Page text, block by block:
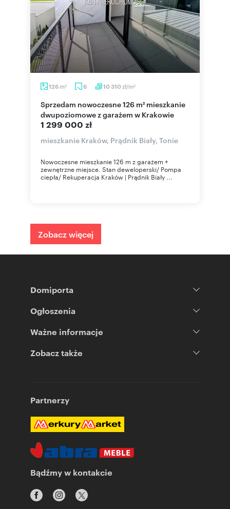
126 m2 6 10 310zł/m2
Sprzedam nowoczesne 126 m² mieszkanie
dwupoziomowe z garażem w Krakowie
1 299 000 zł
mieszkanie Kraków, Prądnik Biały, Tonie
Nowoczesne mieszkanie 126 m z garażem +
zewnętrzne miejsce. Stan deweloperski/ Pompa
ciepła/ Rekuperacja Kraków | Prądnik Biały ...
Zobacz więcej
Domiporta
Ogłoszenia
Ważne informacje
Zobacz także
Partnerzy
Bądźmy w kontakcie